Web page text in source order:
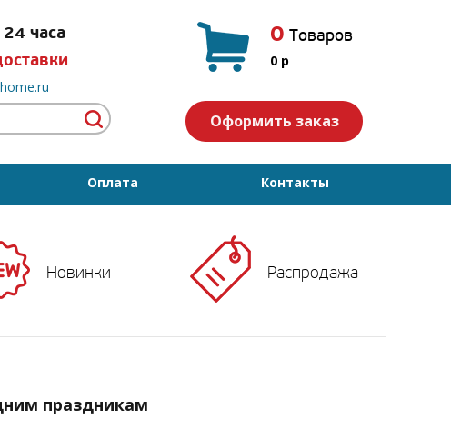
часа
0 Товаров
0 p
Оформить заказ
Оплата Контакты
Новинки Распродажа
праздникам